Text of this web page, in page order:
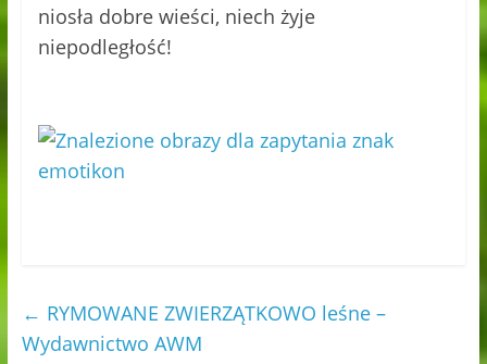
niosła dobre wieści, niech żyje
niepodległość!
← RYMOWANE ZWIERZĄTKOWO leśne –
Wydawnictwo AWM